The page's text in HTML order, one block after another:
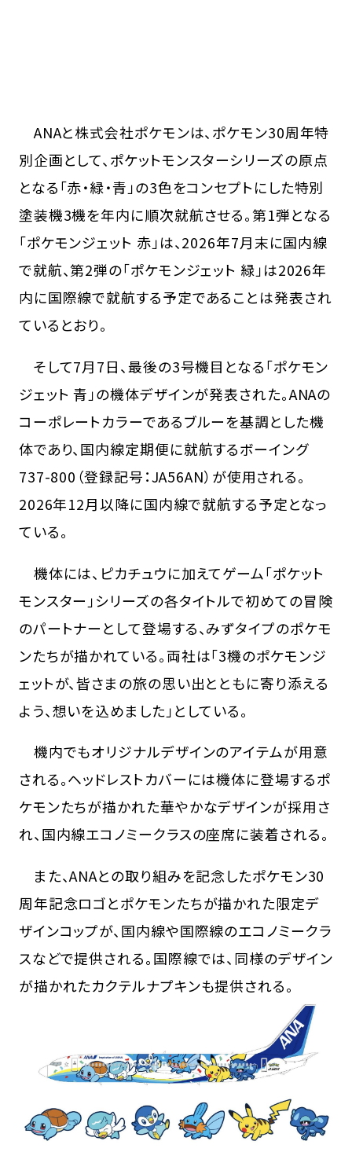
ANAと株式会社ポケモンは、ポケモン30周年特
別企画として、ポケットモンスターシリーズの原点
となる「赤・緑・青」の3色をコンセプトにした特別
塗装機3機を年内に順次就航させる。第1弾となる
「ポケモンジェット 赤」は、2026年7月末に国内線
で就航、第2弾の「ポケモンジェット 緑」は2026年
内に国際線で就航する予定であることは発表され
ているとおり。
そして7月7日、最後の3号機目となる「ポケモン
ジェット 青」の機体デザインが発表された。ANAの
コーポレートカラーであるブルーを基調とした機
体であり、国内線定期便に就航するボーイング
737-800（登録記号：JA56AN）が使用される。
2026年12月以降に国内線で就航する予定となっ
ている。
機体には、ピカチュウに加えてゲーム「ポケット
モンスター」シリーズの各タイトルで初めての冒険
のパートナーとして登場する、みずタイプのポケモ
ンたちが描かれている。両社は「3機のポケモンジ
ェットが、皆さまの旅の思い出とともに寄り添える
よう、想いを込めました」としている。
機内でもオリジナルデザインのアイテムが用意
される。ヘッドレストカバーには機体に登場するポ
ケモンたちが描かれた華やかなデザインが採用さ
れ、国内線エコノミークラスの座席に装着される。
また、ANAとの取り組みを記念したポケモン30
周年記念ロゴとポケモンたちが描かれた限定デ
ザインコップが、国内線や国際線のエコノミークラ
スなどで提供される。国際線では、同様のデザイン
が描かれたカクテルナプキンも提供される。